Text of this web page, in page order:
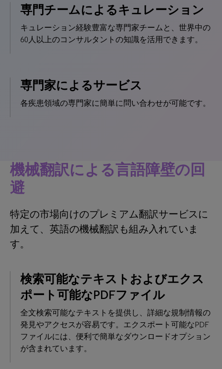
専門チームによるキュレーション
キュレーション経験豊富な専門家チームと、世界中の
60人以上のコンサルタントの知識を活用できます。
専門家によるサービス
各疾患領域の専門家に簡単に問い合わせが可能です。
機械翻訳による言語障壁の回
避
特定の市場向けのプレミアム翻訳サービスに
加えて、英語の機械翻訳も組み入れていま
す。
検索可能なテキストおよびエクス
ポート可能なPDFファイル
全文検索可能なテキストを提供し、詳細な規制情報の
発見やアクセスが容易です。エクスポート可能なPDF
ファイルには、便利で簡単なダウンロードオプション
が含まれています。